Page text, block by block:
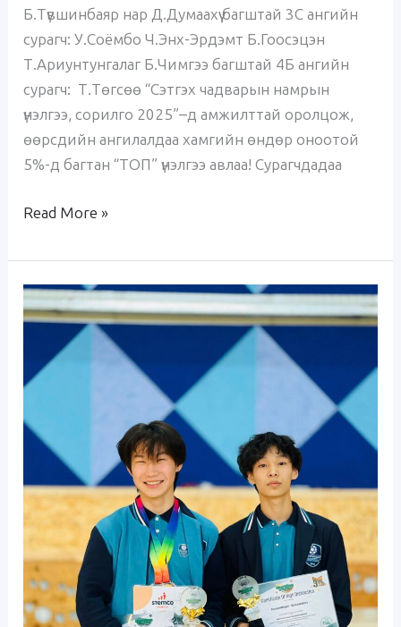
Б.Түвшинбаяр нар Д.Думаахүү багштай 3С ангийн
сурагч: У.Соёмбо Ч.Энх-Эрдэмт Б.Гоосэцэн
Т.Ариунтунгалаг Б.Чимгээ багштай 4Б ангийн
сурагч: Т.Төгсөө “Сэтгэх чадварын намрын
үнэлгээ, сорилго 2025”–д амжилттай оролцож,
өөрсдийн ангилалдаа хамгийн өндөр оноотой
5%-д багтан “ТОП” үнэлгээ авлаа! Сурагчдадаа
Read More »
NEXTGEN
Олон
Улсын
Олимпиад